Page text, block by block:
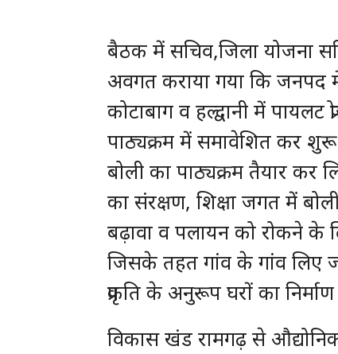
बैठक में सचिव,जिला योजना
अवगत कराया गया कि जनपद
कोटाबाग व हल्द्वानी में पायलट
पाठ्यक्रम में समावेशित कर शुरू
बोली का पाठ्यक्रम तैयार कर
का संरक्षण, शिक्षा जगत में
बढ़ावा व पलायन को रोकने के
जिसके तहत गांव के गांव लिए
प्रकृति के अनुरूप घरों का
विकास खंड रामगढ़ से